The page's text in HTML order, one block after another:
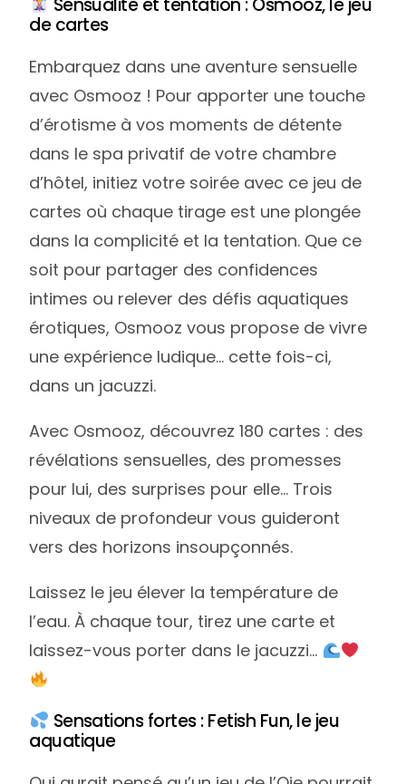
Sensualité et tentation : Osmooz, le jeu
de cartes
Embarquez dans une aventure sensuelle
avec Osmooz ! Pour apporter une touche
d’érotisme à vos moments de détente
dans le spa privatif de votre chambre
d’hôtel, initiez votre soirée avec ce jeu de
cartes où chaque tirage est une plongée
dans la complicité et la tentation. Que ce
soit pour partager des confidences
intimes ou relever des défis aquatiques
érotiques, Osmooz vous propose de vivre
une expérience ludique… cette fois-ci,
dans un jacuzzi.
Avec Osmooz, découvrez 180 cartes : des
révélations sensuelles, des promesses
pour lui, des surprises pour elle… Trois
niveaux de profondeur vous guideront
vers des horizons insoupçonnés.
Laissez le jeu élever la température de
l’eau. À chaque tour, tirez une carte et
laissez-vous porter dans le jacuzzi…
Sensations fortes : Fetish Fun, le jeu
aquatique